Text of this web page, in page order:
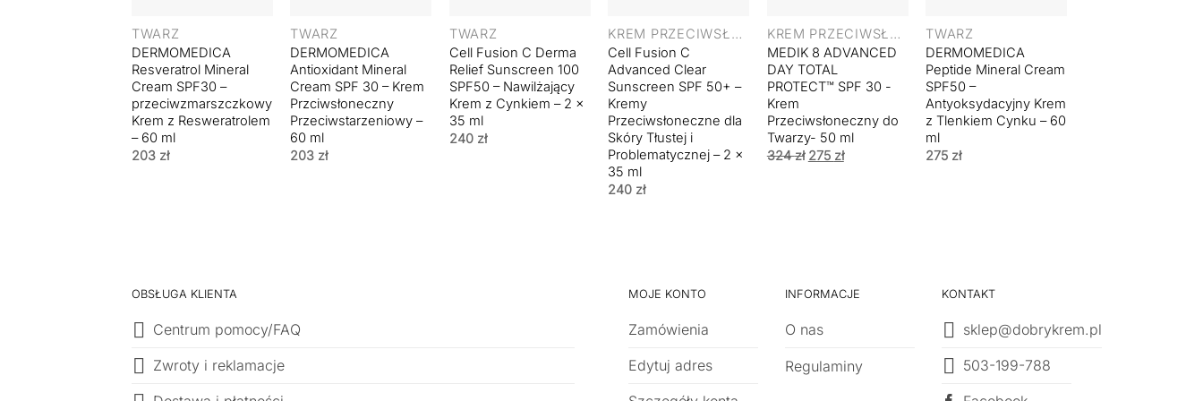
TWARZ
DERMOMEDICA
Resveratrol Mineral
Cream SPF30 –
przeciwzmarszczkowy
Krem z Resweratrolem
– 60 ml
203 zł
TWARZ
DERMOMEDICA
Antioxidant Mineral
Cream SPF 30 – Krem
Przciwsłoneczny
Przeciwstarzeniowy –
60 ml
203 zł
TWARZ
Cell Fusion C Derma
Relief Sunscreen 100
SPF50 – Nawilżający
Krem z Cynkiem – 2 x
35 ml
240 zł
KREM PRZECIWSŁONECZNY
Cell Fusion C
Advanced Clear
Sunscreen SPF 50+ –
Kremy
Przeciwsłoneczne dla
Skóry Tłustej i
Problematycznej – 2 x
35 ml
240 zł
KREM PRZECIWSŁONECZNY
MEDIK 8 ADVANCED
DAY TOTAL
PROTECT™ SPF 30 -
Krem
Przeciwsłoneczny do
Twarzy- 50 ml
324zł Pierwotna
cena
275 złAktualna
cena
TWARZ
DERMOMEDICA
Peptide Mineral Cream
SPF50 –
Antyoksydacyjny Krem
z Tlenkiem Cynku – 60
ml
275 zł
OBSŁUGA KLIENTA
Centrum pomocy/FAQ
Zwroty i reklamacje
MOJE KONTO
Zamówienia
Edytuj adres
INFORMACJE
O nas
Regulaminy
KONTAKT
sklep@dobrykrem.pl
503-199-788